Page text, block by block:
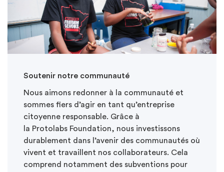
Soutenir notre communauté
Nous aimons redonner à la communauté et
sommes fiers d’agir en tant qu’entreprise
citoyenne responsable. Grâce à
la Protolabs Foundation, nous investissons
durablement dans l’avenir des communautés où
vivent et travaillent nos collaborateurs. Cela
comprend notamment des subventions pour